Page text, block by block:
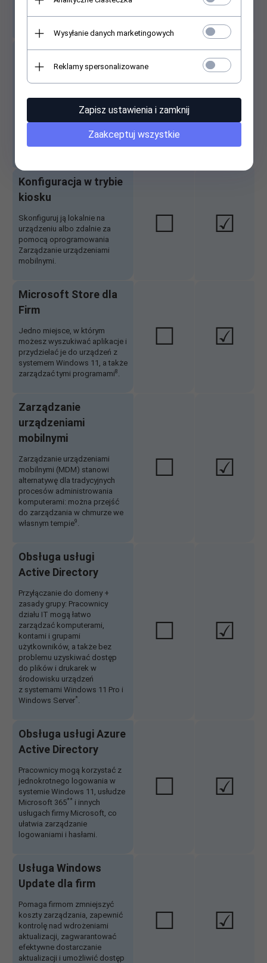
potrzebny na skonfigurowanie
nowego urządzenia7.
Zasady grup
Zarządzaj komputerami,
kontami i grupami
uzyskuj dostęp do plików i
drukarek w środowisku
urządzeń z systemami
Windows 11 Pro i Windows
Server*.
☐ ☑
Konfiguracja w trybie
kiosku
Skonfiguruj ją lokalnie na
urządzeniu albo zdalnie za
pomocą oprogramowania
Zarządzanie urządzeniami
mobilnymi.
☐ ☑
Microsoft Store dla
Firm
Jedno miejsce, w którym
możesz wyszukiwać aplikacje i
przydzielać je do urządzeń z
systemem Windows 11, a także
zarządzać tymi programami8
☐ ☑
Zarządzanie
urządzeniami
mobilnymi
Zarządzanie urządzeniami
mobilnymi (MDM) stanowi
alternatywę dla tradycyjnych
procesów administrowania
komputerami: można przejść
do zarządzania w chmurze we
własnym tempie9
☐ ☑
Obsługa usługi
Active Directory
Przyłączanie do domeny +
zasady grupy: Pracownicy
działu IT mogą łatwo
zarządzać komputerami,
kontami i grupami
użytkowników, a także bez
problemu uzyskiwać dostęp
do plików i drukarek w
środowisku urządzeń
z systemami Windows 11 Pro i
Windows Server*
☐ ☑
Obsługa usługi Azure
Active Directory
Pracownicy mogą korzystać z
jednokrotnego logowania w
systemie Windows 11, usłudze
Microsoft 365** i innych
usługach firmy Microsoft, co
ułatwia zarządzanie
logowaniami i hasłami.
☐ ☑
Usługa Windows
Update dla firm
Pomaga firmom zmniejszyć
koszty zarządzania, zapewnić
kontrolę nad wdrożeniami
aktualizacji, zagwarantować
efektywne dostarczanie
aktualizacji i umożliwić dostęp
☐ ☑
Wysyłanie danych marketingowych
Reklamy spersonalizowane
Zapisz ustawienia i zamknij
Zaakceptuj wszystkie